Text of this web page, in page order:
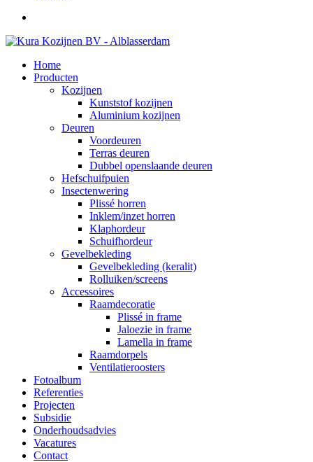
Home
Producten
Kozijnen
Kunststof kozijnen
Aluminium kozijnen
Deuren
Voordeuren
Terras deuren
Dubbel openslaande deuren
Hefschuifpuien
Insectenwering
Plissé horren
Inklem/inzet horren
Klaphordeur
Schuifhordeur
Gevelbekleding
Gevelbekleding (keralit)
Rolluiken/screens
Accessoires
Raamdecoratie
Plissé in frame
Jaloezie in frame
Lamella in frame
Raamdorpels
Ventilatieroosters
Fotoalbum
Referenties
Projecten
Subsidie
Onderhoudsadvies
Vacatures
Contact